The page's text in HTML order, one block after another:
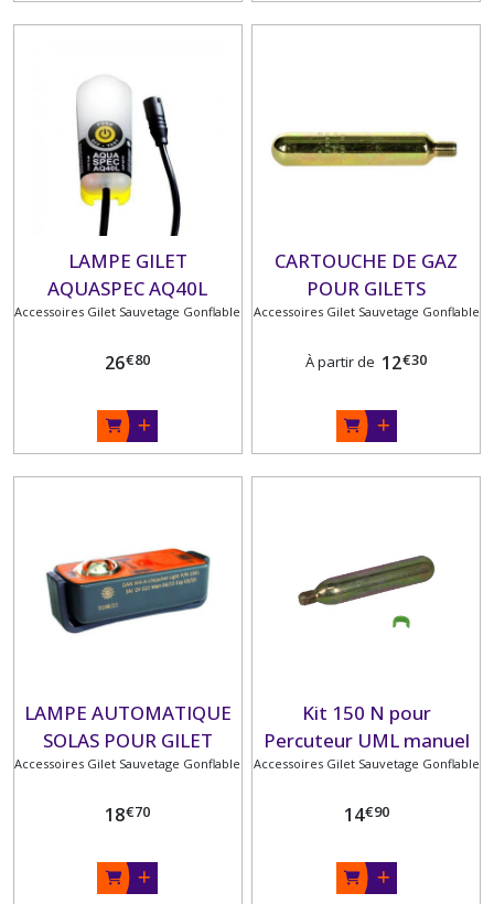
LAMPE GILET
AQUASPEC AQ40L
BLISTER
Accessoires Gilet Sauvetage Gonflable
26€80
CARTOUCHE DE GAZ
POUR GILETS
GONFLABLES
Accessoires Gilet Sauvetage Gonflable
À partir de 12€30
LAMPE AUTOMATIQUE
SOLAS POUR GILET
Accessoires Gilet Sauvetage Gonflable
18€70
Kit 150 N pour
Percuteur UML manuel
CO² 33 gr + Clip UML
Accessoires Gilet Sauvetage Gonflable
14€90